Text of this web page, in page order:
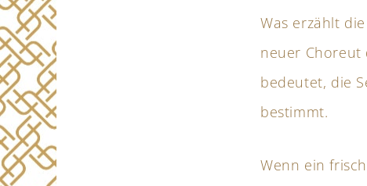
Was erzählt
neuer Choreut
bedeutet, die
bestimmt.
Wenn ein